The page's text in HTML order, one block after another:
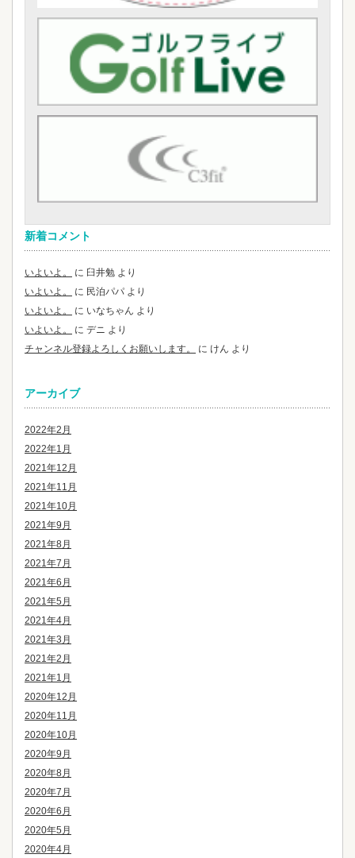
新着コメント
いよいよ。 に 臼井勉 より
いよいよ。
に 民泊パパ より
いよいよ。
に いなちゃん より
いよいよ。
に デニ より
チャンネル登録よろしくお願いします。
に けん より
アーカイブ
2022年2月
2022年1月
2021年12月
2021年11月
2021年10月
2021年9月
2021年8月
2021年7月
2021年6月
2021年5月
2021年4月
2021年3月
2021年2月
2021年1月
2020年12月
2020年11月
2020年10月
2020年9月
2020年8月
2020年7月
2020年6月
2020年5月
2020年4月